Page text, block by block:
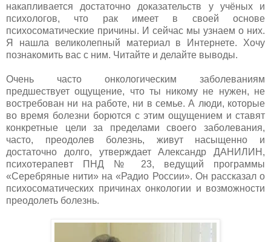
накапливается достаточно доказательств у учёных и
психологов, что рак имеет в своей основе
психосоматические причины. И сейчас мы узнаем о них.
Я нашла великолепный материал в Интернете. Хочу
познакомить вас с ним. Читайте и делайте выводы.
Очень часто онкологическим заболеваниям
предшествует ощущение, что ты никому не нужен, не
востребован ни на работе, ни в семье. А люди, которые
во время болезни борются с этим ощущением и ставят
конкретные цели за пределами своего заболевания,
часто, преодолев болезнь, живут насыщенно и
достаточно долго, утверждает Александр ДАНИЛИН,
психотерапевт ПНД № 23, ведущий программы
«Серебряные нити» на «Радио России». Он рассказал о
психосоматических причинах онкологии и возможности
преодолеть болезнь.